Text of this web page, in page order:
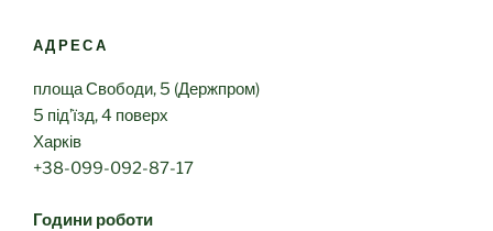
АДРЕСА
площа Свободи, 5 (Держпром)
5 під’їзд, 4 поверх
Харків
+38-099-092-87-17
Години роботи